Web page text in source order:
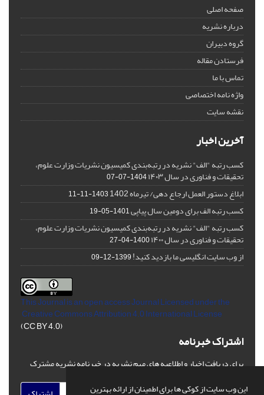
این وب سایت از کوکی ها برای اطمینان از ارائه بهترین
صفحه اصلی
درباره نشریه
گروه دبیران
فرستادن مقاله
تماس با ما
واژه نامه اختصاصی
نقشه سایت
آخرین اخبار
کسب رتبه "الف" نشریه در رتبه‌بندی کمیسیون نشریات وزارت علوم،
تحقیقات و فناوری در سال ۱۴۰۳ 1404-07-07
ابلاغ دستور العمل ارجاع دهی/ تیرماه 1402 1403-11-11
کسب رتبه الف برای دومین سال پیاپی1401-05-19
کسب رتبه "الف" نشریه در رتبه‌بندی کمیسیون نشریات وزارت علوم،
تحقیقات و فناوری در سال ۱۴۰۰ 1400-04-27
از وب سایت انگلیسی ما بازدید کنید!1399-12-09
This Journal is an open access Journal Licensedunder the
Creative Commons Attribution 4.0 International License
(CC BY 4.0)
اشتراک خبرنامه
برای دریافت اخبار و اطلاعیه های مهم نشریه در خبرنامه نشریه مشترک